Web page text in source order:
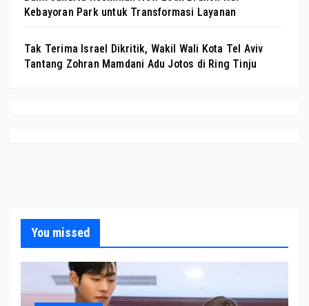
Kebayoran Park untuk Transformasi Layanan
Tak Terima Israel Dikritik, Wakil Wali Kota Tel Aviv
Tantang Zohran Mamdani Adu Jotos di Ring Tinju
You missed